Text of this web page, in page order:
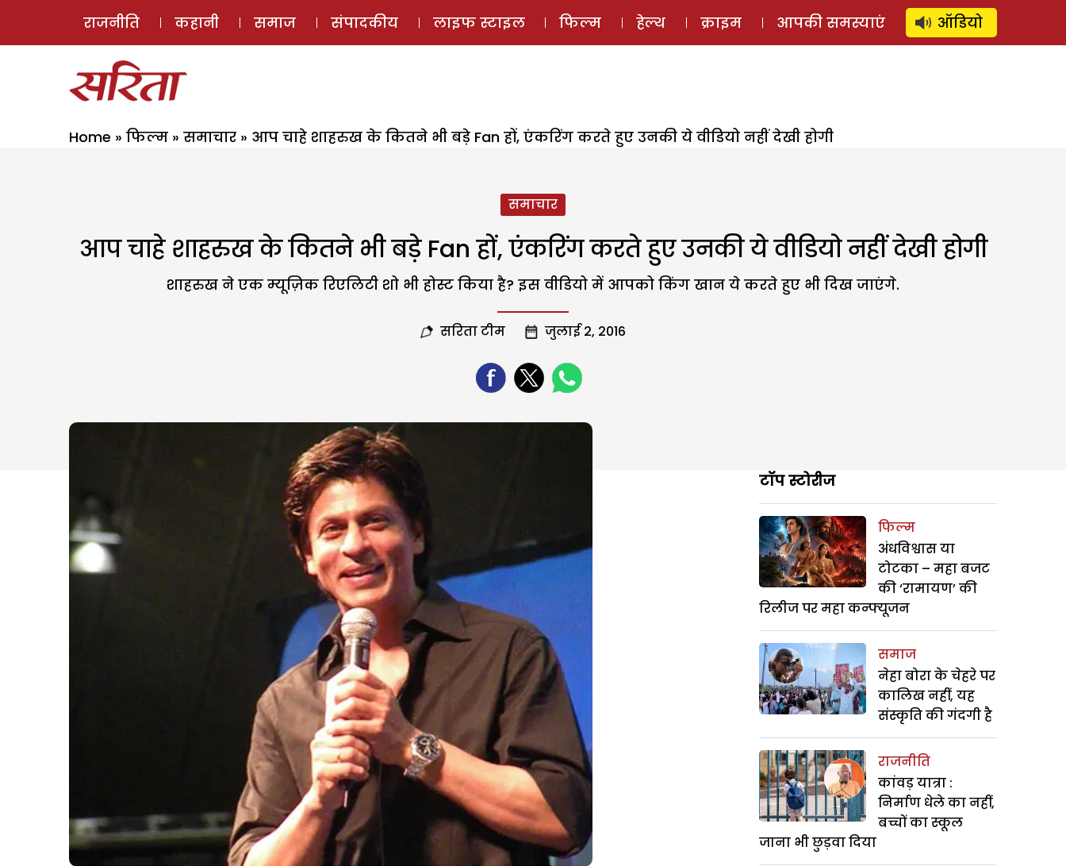
ई-मैगज़ीन ऑडियो स्टोरी लॉग इन ⚲ SUBSCRIBE
राजनीति कहानी समाज संपादकीय लाइफ स्टाइल फिल्म हेल्थ क्राइम आपकी समस्याएं ऑडियो
Home » फिल्म » समाचार » आप चाहे शाहरुख के कितने भी बड़े Fan हों, एं​करिंग करते हुए उनकी ये वीडियो नहीं देखी होगी
समाचार
आप चाहे शाहरुख के कितने भी बड़े Fan हों, एं​करिंग करते हुए उनकी ये वीडियो नहीं देखी होगी
शाहरुख ने एक म्यूज़िक रिएलिटी शो भी होस्ट किया है? इस ​वीडियो में आपको ​किंग खान ये करते हुए भी दिख जाएंगे.
सरिता टीम जुलाई 2, 2016
टॉप स्टोरीज
फिल्म
अंधविश्वास या
टोटका – महा बजट
की ‘रामायण’ की
रिलीज पर महा कन्फ्यूजन
समाज
नेहा बोरा के चेहरे पर
कालिख नहीं, यह
संस्कृति की गंदगी है
राजनीति
कांवड़ यात्रा :
निर्माण धेले का नहीं,
बच्चों का स्कूल
जाना भी छुड़वा दिया